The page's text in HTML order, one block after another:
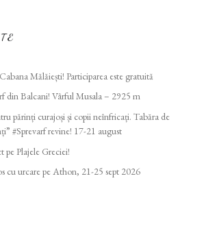
Mălăiești! Participarea este gratuită
din Balcani! Vârful Musala – 2925 m
părinți curajoși și copii neînfricați. Tabăra de
#Sprevarf revine! 17-21 august
Plajele Greciei!
cu urcare pe Athon, 21-25 sept 2026